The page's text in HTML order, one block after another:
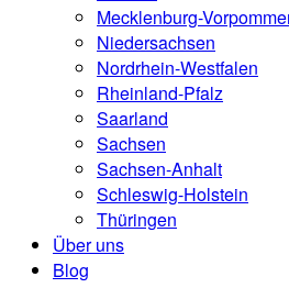
Mecklenburg-
Niedersachsen
Nordrhein-Westfalen
Rheinland-Pfalz
Saarland
Sachsen
Sachsen-Anhalt
Schleswig-Holstein
Thüringen
Über uns
Blog